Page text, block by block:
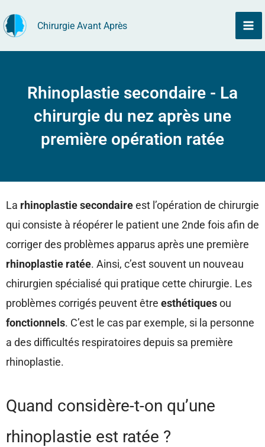
au
contenu
Chirurgie Avant Après
Rhinoplastie secondaire - La
chirurgie du nez après une
première opération ratée
La rhinoplastie secondaireest l’opération de chirurgie
qui consiste à réopérer le patient une 2nde fois afin de
corriger des problèmes apparus après une première
rhinoplastie ratée. Ainsi, c’est souvent un nouveau
chirurgien spécialisé qui pratique cette chirurgie. Les
problèmes corrigés peuvent être esthétiquesou
fonctionnels. C’est le cas par exemple, si la personne
a des difficultés respiratoires depuis sa première
rhinoplastie.
Quand considère-t-on qu’une
rhinoplastie est ratée ?